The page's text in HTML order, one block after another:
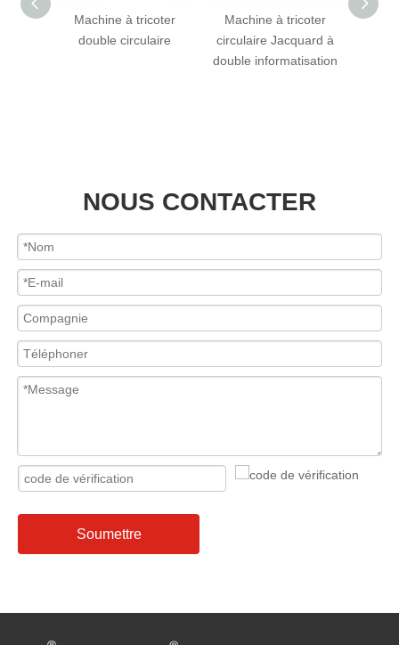
à
Machine à tricoter
double circulaire
Machine à tricoter
circulaire Jacquard à
double informatisation
NOUS CONTACTER
Soumettre